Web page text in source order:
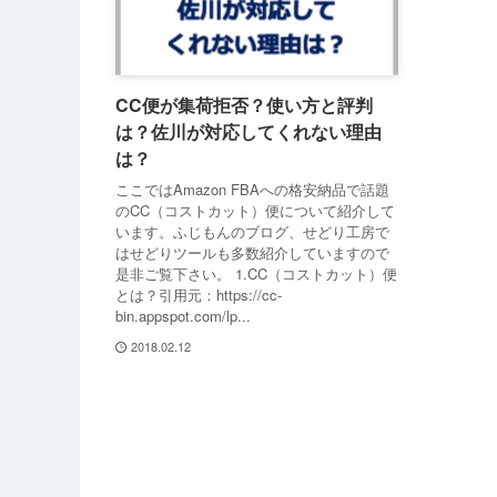
CC便が集荷拒否？使い方と評判
は？佐川が対応してくれない理由
は？
ここではAmazon FBAへの格安納品で話題
のCC（コストカット）便について紹介して
います。ふじもんのブログ、せどり工房で
はせどりツールも多数紹介していますので
是非ご覧下さい。 1.CC（コストカット）便
とは？引用元：https://cc-
bin.appspot.com/lp...
2018.02.12